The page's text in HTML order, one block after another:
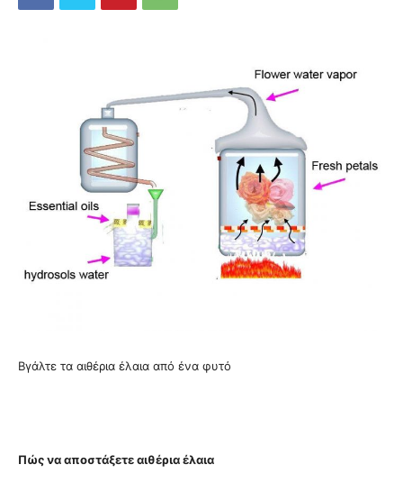
Βγάλτε τα αιθέρια έλαια από ένα φυτό
Πώς να αποστάξετε αιθέρια έλαια